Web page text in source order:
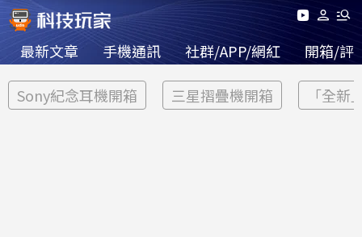
最新文章 手機通訊 社群/APP/網紅 開箱/評
Sony紀念耳機開箱 三星摺疊機開箱 「全新